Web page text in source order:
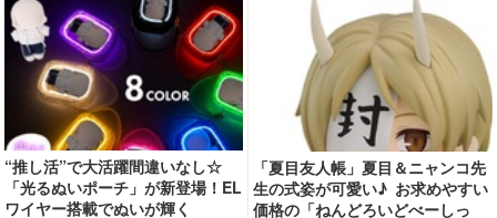
“推し活”で大活躍間違いなし☆
「光るぬいポーチ」が新登場！EL
ワイヤー搭載でぬいが輝く
「夏目友人帳」夏目＆ニャンコ先
生の式姿が可愛い♪ お求めやすい
価格の「ねんどろいどべーしっ